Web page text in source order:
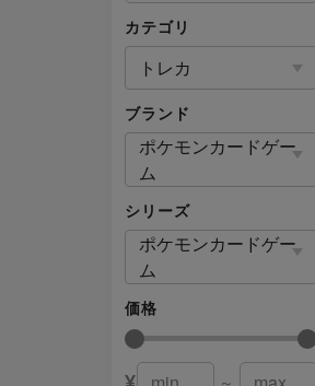
カテゴリ
トレカ
ブランド
ポケモンカードゲー
ム
シリーズ
ポケモンカードゲー
ム
価格